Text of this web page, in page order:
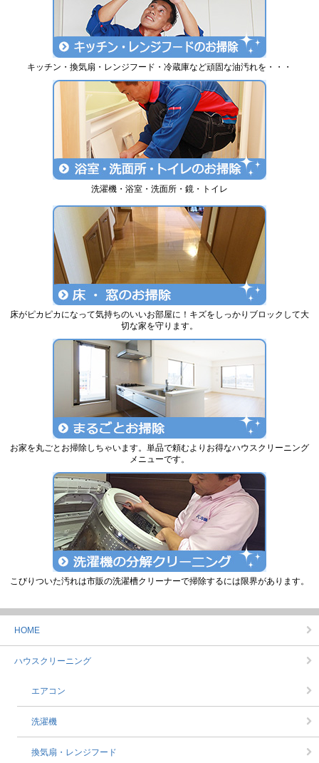
キッチン・換気扇・レンジフード・冷蔵庫など頑固な油汚れを・・・
洗濯機・浴室・洗面所・鏡・トイレ
床がピカピカになって気持ちのいいお部屋に！キズをしっかりブロックして大
切な家を守ります。
お家を丸ごとお掃除しちゃいます。単品で頼むよりお得なハウスクリーニング
メニューです。
こびりついた汚れは市販の洗濯槽クリーナーで掃除するには限界があります。
HOME
ハウスクリーニング
エアコン
洗濯機
換気扇・レンジフード